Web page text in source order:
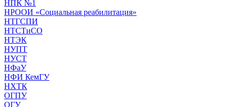
НПК №1
НРООИ «Социальная реабилитация»
НТГСПИ
НТСТиСО
НТЭК
НУПТ
НУСТ
НФаУ
НФИ КемГУ
НХТК
ОГПУ
ОГУ